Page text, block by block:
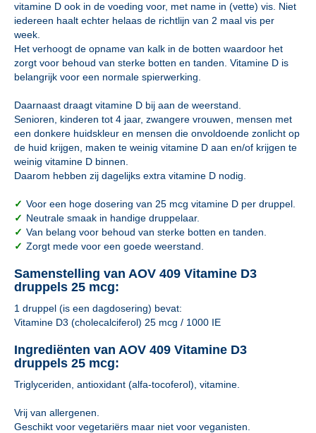
vitamine D ook in de voeding voor, met name in (vette) vis. Niet
iedereen haalt echter helaas de richtlijn van 2 maal vis per
week.
Het verhoogt de opname van kalk in de botten waardoor het
zorgt voor behoud van sterke botten en tanden. Vitamine D is
belangrijk voor een normale spierwerking.
Daarnaast draagt vitamine D bij aan de weerstand.
Senioren, kinderen tot 4 jaar, zwangere vrouwen, mensen met
een donkere huidskleur en mensen die onvoldoende zonlicht op
de huid krijgen, maken te weinig vitamine D aan en/of krijgen te
weinig vitamine D binnen.
Daarom hebben zij dagelijks extra vitamine D nodig.
✓ Voor een hoge dosering van 25 mcg vitamine D per druppel.
✓ Neutrale smaak in handige druppelaar.
✓ Van belang voor behoud van sterke botten en tanden.
✓ Zorgt mede voor een goede weerstand.
Samenstelling van AOV 409 Vitamine D3
druppels 25 mcg:
1 druppel (is een dagdosering) bevat:
Vitamine D3 (cholecalciferol) 25 mcg / 1000 IE
Ingrediënten van AOV 409 Vitamine D3
druppels 25 mcg:
Triglyceriden, antioxidant (alfa-tocoferol), vitamine.
Vrij van allergenen.
Geschikt voor vegetariërs maar niet voor veganisten.